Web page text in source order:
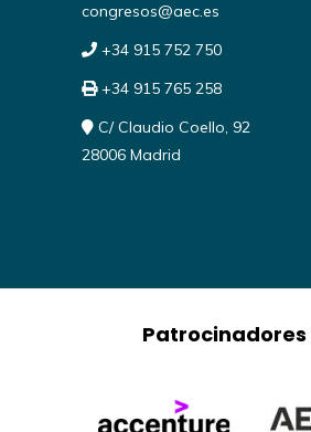
congresos@aec.es
+34 915 752 750
+34 915 765 258
C/ Claudio Coello, 92
28006 Madrid
Patrocinadores